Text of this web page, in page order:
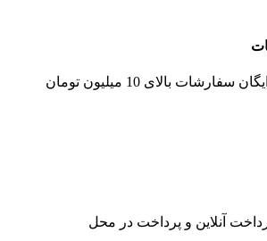
بالای 10 میلیون تومان
آنلاین و پرداخت در محل